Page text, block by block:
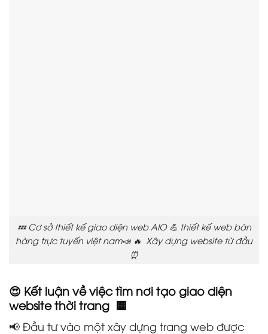
💤 Cơ sở thiết kế giao diện web AIO 💪 thiết kế web bán
hàng trực tuyến việt nam📣 🔥 Xây dựng website từ đầu
⏰
😍 Kết luận về việc tìm nơi tạo giao diện
website thời trang 🟨
📢 Đầu tư vào một xây dựng trang web được